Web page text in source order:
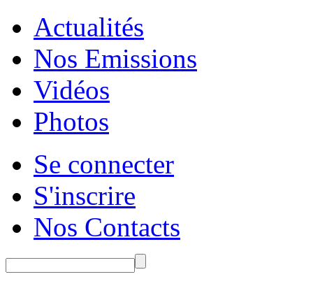
Actualités
Nos Emissions
Vidéos
Photos
Se connecter
S'inscrire
Nos Contacts